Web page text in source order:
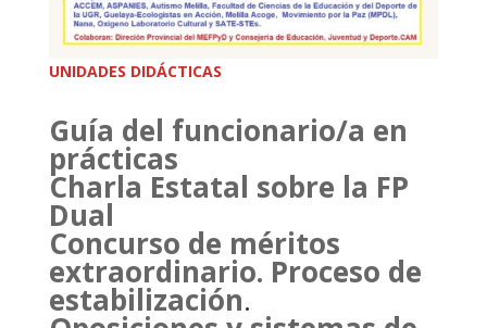
UNIDADES DIDÁCTICAS
Guía del funcionario/a en
prácticas
Charla Estatal sobre la FP
Dual
Concurso de méritos
extraordinario. Proceso de
estabilización.